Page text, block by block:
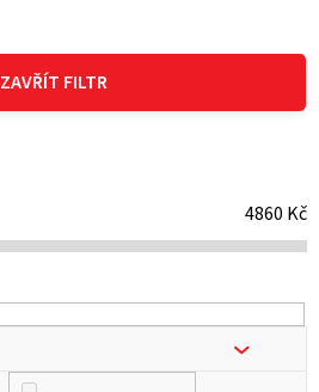
ZAVŘÍT FILTR
4860 Kč